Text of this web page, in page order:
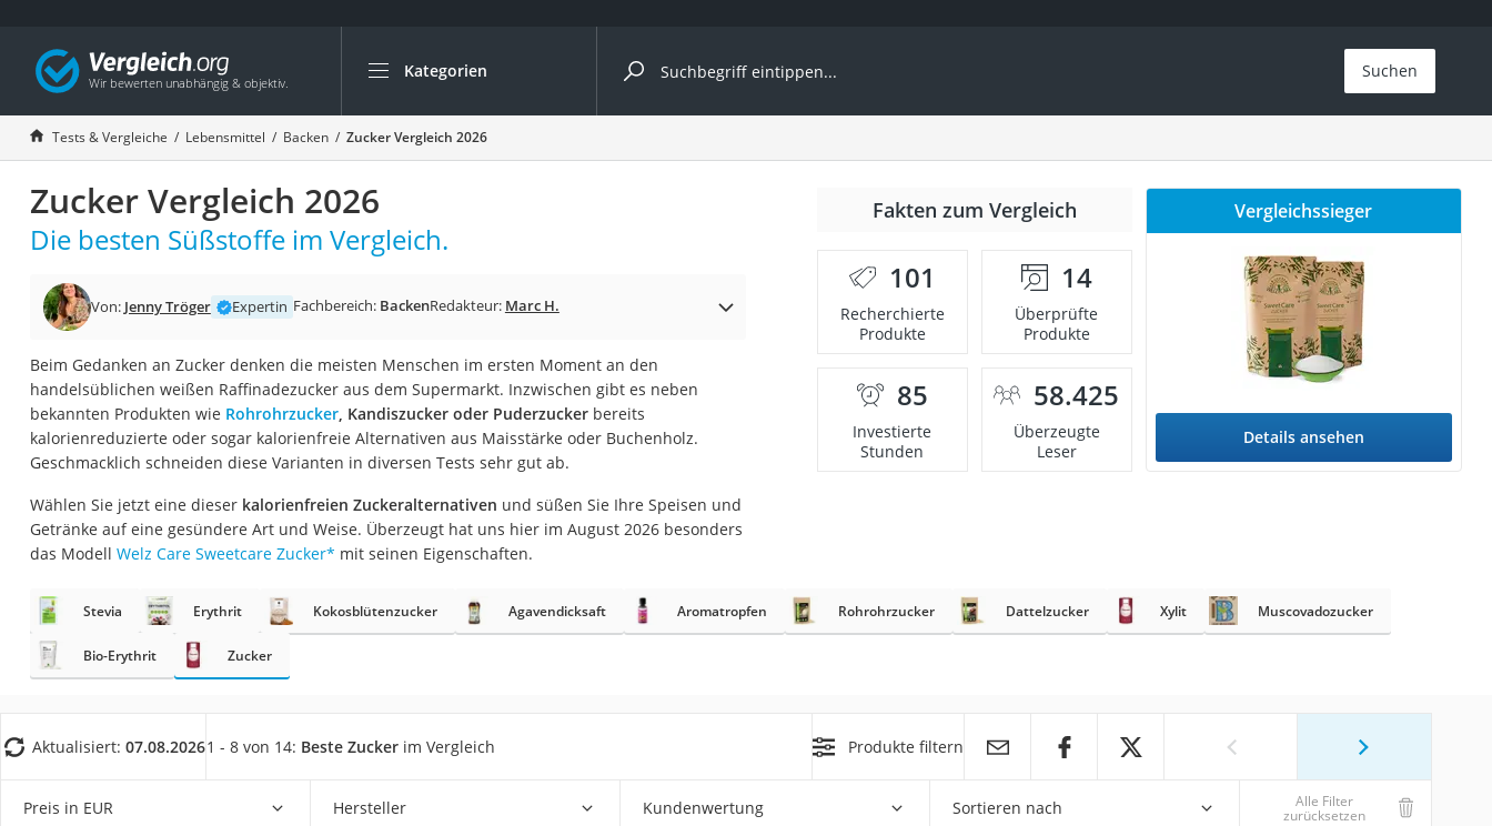
Kategorien
Die beliebtesten Vergleiche nach Kategorie
Lebensmittel
Schwarzkümmelöl
Knäckebrot
Schwarzkümmelöl-Kapseln
Manukahonig
Eiklar
Balsamico-Essig
Schwarzkümmelöl bio
Sardinen
Gemüsebrühe
Eiskaffee-Pulver
Grapefruitkernextrakt
Erythrit
Suchen
Tests & Vergleiche Lebensmittel Backen Zucker Vergleich 2026
Zucker Vergleich 2026
Die besten Süßstoffe im Vergleich.
Von: Jenny Tröger Expertin Fachbereich: BackenRedakteur: Marc H.
Beim Gedanken an Zucker denken die meisten Menschen im ersten Moment an den
handelsüblichen weißen Raffinadezucker aus dem Supermarkt. Inzwischen gibt es neben
bekannten Produkten wie Rohrohrzucker, Kandiszucker oder Puderzuckerbereits
kalorienreduzierte oder sogar kalorienfreie Alternativen aus Maisstärke oder Buchenholz.
Geschmacklich schneiden diese Varianten in diversen Tests sehr gut ab.
Wählen Sie jetzt eine dieser kalorienfreien Zuckeralternativen und süßen Sie Ihre Speisen und
Getränke auf eine gesündere Art und Weise. Überzeugt hat uns hier im August 2026 besonders
das Modell Welz Care Sweetcare Zucker* mit seinen Eigenschaften.
Fakten zum Vergleich
101
Recherchierte
Produkte
14
Überprüfte
Produkte
85
Investierte
Stunden
58.425
Überzeugte
Leser
Vergleichssieger
Details ansehen
Stevia Erythrit Kokosblütenzucker Agavendicksaft Aromatropfen Rohrohrzucker Dattelzucker Xylit Muscovadozucker
Bio-Erythrit Zucker
Aktualisiert: 07.08.20261 - 8 von 14: Beste Zucker im Vergleich Produkte filtern
Preis in EUR Hersteller Kundenwertung Sortieren nach Alle Filter
zurücksetzen